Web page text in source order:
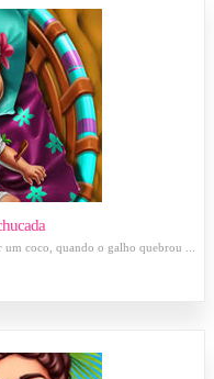
um coco, quando o galho quebrou ...